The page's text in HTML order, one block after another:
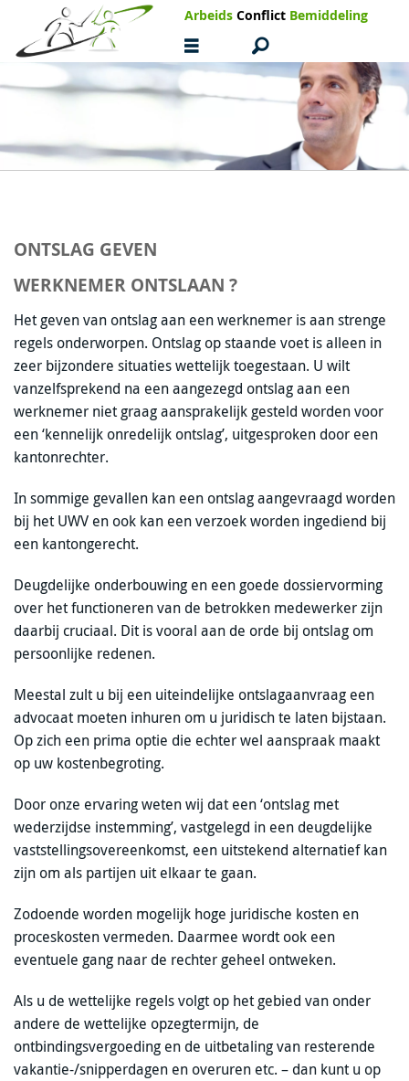
Arbeids ConflictBemiddeling
ONTSLAG GEVEN
WERKNEMER ONTSLAAN ?
Het geven van ontslag aan een werknemer is aan strenge
regels onderworpen. Ontslag op staande voet is alleen in
zeer bijzondere situaties wettelijk toegestaan. U wilt
vanzelfsprekend na een aangezegd ontslag aan een
werknemer niet graag aansprakelijk gesteld worden voor
een ‘kennelijk onredelijk ontslag’, uitgesproken door een
kantonrechter.
In sommige gevallen kan een ontslag aangevraagd worden
bij het UWV en ook kan een verzoek worden ingediend bij
een kantongerecht.
Deugdelijke onderbouwing en een goede dossiervorming
over het functioneren van de betrokken medewerker zijn
daarbij cruciaal. Dit is vooral aan de orde bij ontslag om
persoonlijke redenen.
Meestal zult u bij een uiteindelijke ontslagaanvraag een
advocaat moeten inhuren om u juridisch te laten bijstaan.
Op zich een prima optie die echter wel aanspraak maakt
op uw kostenbegroting.
Door onze ervaring weten wij dat een ‘ontslag met
wederzijdse instemming’, vastgelegd in een deugdelijke
vaststellingsovereenkomst, een uitstekend alternatief kan
zijn om als partijen uit elkaar te gaan.
Zodoende worden mogelijk hoge juridische kosten en
proceskosten vermeden. Daarmee wordt ook een
eventuele gang naar de rechter geheel ontweken.
Als u de wettelijke regels volgt op het gebied van onder
andere de wettelijke opzegtermijn, de
ontbindingsvergoeding en de uitbetaling van resterende
vakantie-/snipperdagen en overuren etc. – dan kunt u op